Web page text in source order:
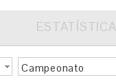
Campeonato